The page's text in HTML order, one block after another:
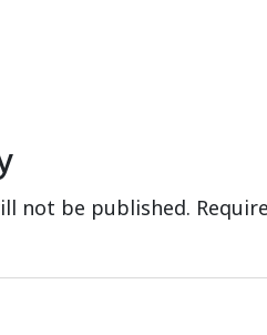
not be published.